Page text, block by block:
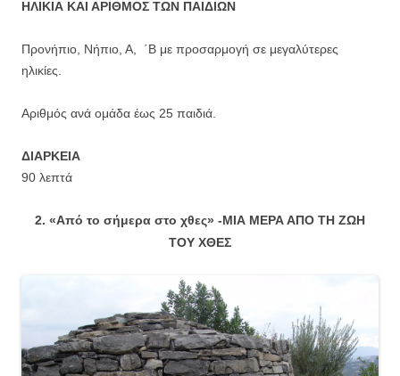
ΗΛΙΚΙΑ ΚΑΙ ΑΡΙΘΜΟΣ ΤΩΝ ΠΑΙΔΙΩΝ
Προνήπιο, Νήπιο, Α, ΄Β με προσαρμογή σε μεγαλύτερες
ηλικίες.
Αριθμός ανά ομάδα έως 25 παιδιά.
ΔΙΑΡΚΕΙΑ
90 λεπτά
2. «Από το σήμερα στο χθες» -ΜΙΑ ΜΕΡΑ ΑΠΟ ΤΗ ΖΩΗ
ΤΟΥ ΧΘΕΣ